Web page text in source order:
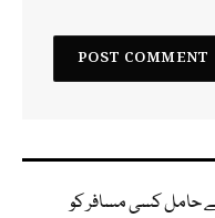
حامل کسی مسافر کو